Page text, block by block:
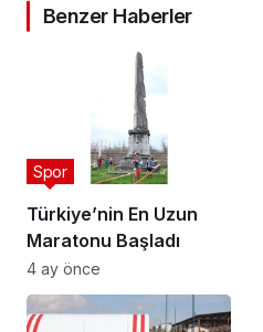
Benzer Haberler
Türkiye’nin En Uzun
Maratonu Başladı
Spor
4 ay önce